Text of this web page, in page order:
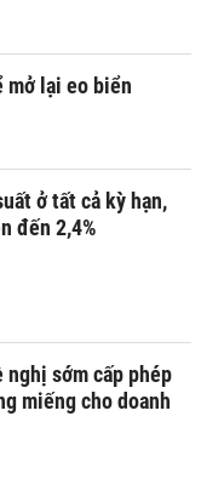
mở lại eo biển
ở tất cả kỳ hạn,
đến 2,4%
nghị sớm cấp phép
miếng cho doanh